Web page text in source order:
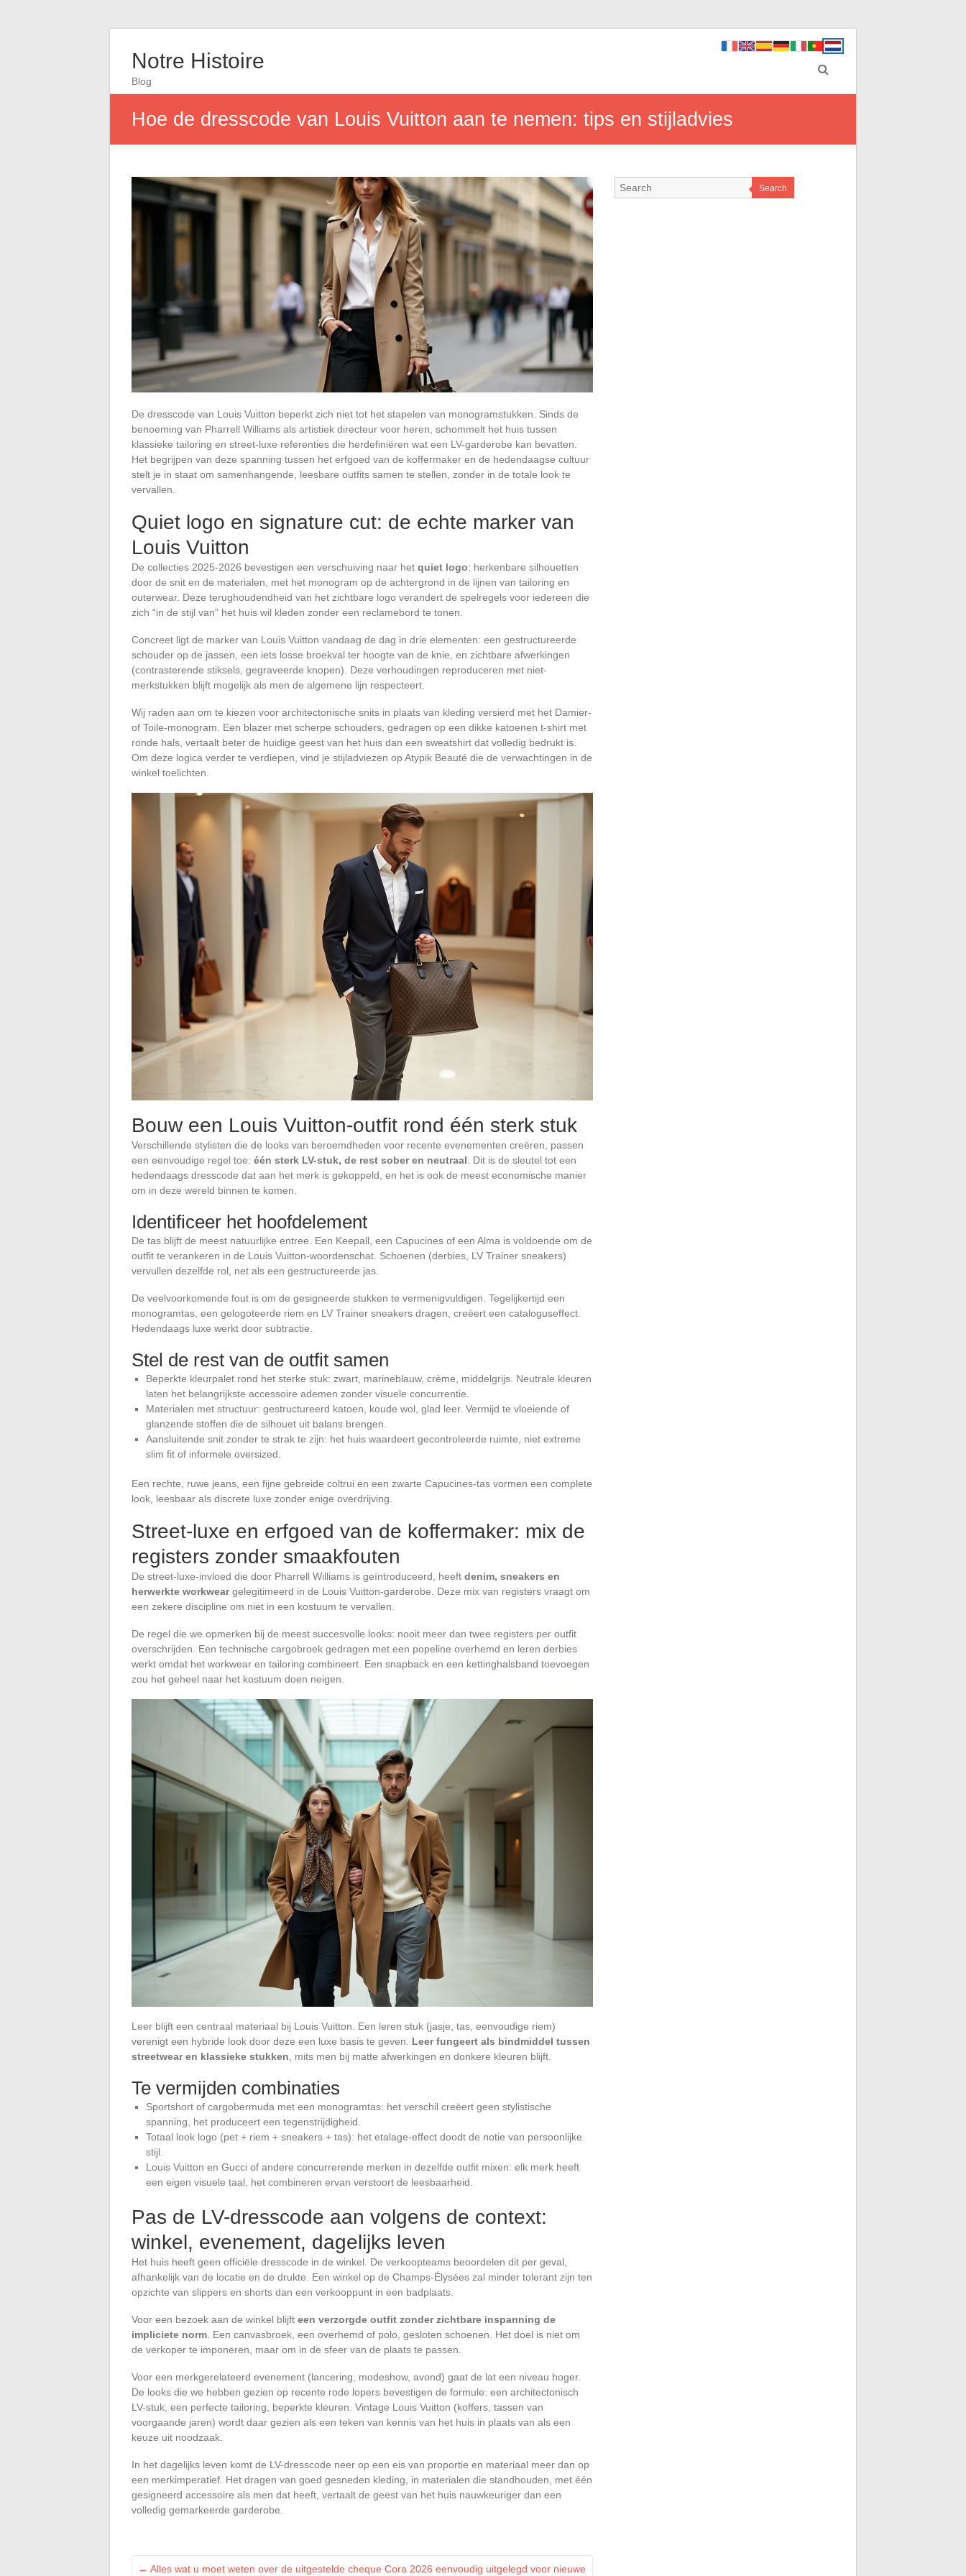
Notre Histoire
Blog
Hoe de dresscode van Louis Vuitton aan te nemen: tips en stijladvies
De dresscode van Louis Vuitton beperkt zich niet tot het stapelen van monogramstukken. Sinds de
benoeming van Pharrell Williams als artistiek directeur voor heren, schommelt het huis tussen
klassieke tailoring en street-luxe referenties die herdefiniëren wat een LV-garderobe kan bevatten.
Het begrijpen van deze spanning tussen het erfgoed van de koffermaker en de hedendaagse cultuur
stelt je in staat om samenhangende, leesbare outfits samen te stellen, zonder in de totale look te
vervallen.
Quiet logo en signature cut: de echte marker van
Louis Vuitton
De collecties 2025-2026 bevestigen een verschuiving naar het quiet logo: herkenbare silhouetten
door de snit en de materialen, met het monogram op de achtergrond in de lijnen van tailoring en
outerwear. Deze terughoudendheid van het zichtbare logo verandert de spelregels voor iedereen die
zich “in de stijl van” het huis wil kleden zonder een reclamebord te tonen.
Concreet ligt de marker van Louis Vuitton vandaag de dag in drie elementen: een gestructureerde
schouder op de jassen, een iets losse broekval ter hoogte van de knie, en zichtbare afwerkingen
(contrasterende stiksels, gegraveerde knopen). Deze verhoudingen reproduceren met niet-
merkstukken blijft mogelijk als men de algemene lijn respecteert.
Wij raden aan om te kiezen voor architectonische snits in plaats van kleding versierd met het Damier-
of Toile-monogram. Een blazer met scherpe schouders, gedragen op een dikke katoenen t-shirt met
ronde hals, vertaalt beter de huidige geest van het huis dan een sweatshirt dat volledig bedrukt is.
Om deze logica verder te verdiepen, vind je stijladviezen op Atypik Beauté die de verwachtingen in de
winkel toelichten.
Bouw een Louis Vuitton-outfit rond één sterk stuk
Verschillende stylisten die de looks van beroemdheden voor recente evenementen creëren, passen
een eenvoudige regel toe: één sterk LV-stuk, de rest sober en neutraal . Dit is de sleutel tot een
hedendaags dresscode dat aan het merk is gekoppeld, en het is ook de meest economische manier
om in deze wereld binnen te komen.
Identificeer het hoofdelement
De tas blijft de meest natuurlijke entree. Een Keepall, een Capucines of een Alma is voldoende om de
outfit te verankeren in de Louis Vuitton-woordenschat. Schoenen (derbies, LV Trainer sneakers)
vervullen dezelfde rol, net als een gestructureerde jas.
De veelvoorkomende fout is om de gesigneerde stukken te vermenigvuldigen. Tegelijkertijd een
monogramtas, een gelogoteerde riem en LV Trainer sneakers dragen, creëert een cataloguseffect.
Hedendaags luxe werkt door subtractie.
Stel de rest van de outfit samen
Beperkte kleurpalet rond het sterke stuk: zwart, marineblauw, crème, middelgrijs. Neutrale kleuren
laten het belangrijkste accessoire ademen zonder visuele concurrentie.
Materialen met structuur: gestructureerd katoen, koude wol, glad leer. Vermijd te vloeiende of
glanzende stoffen die de silhouet uit balans brengen.
Aansluitende snit zonder te strak te zijn: het huis waardeert gecontroleerde ruimte, niet extreme
slim fit of informele oversized.
Een rechte, ruwe jeans, een fijne gebreide coltrui en een zwarte Capucines-tas vormen een complete
look, leesbaar als discrete luxe zonder enige overdrijving.
Street-luxe en erfgoed van de koffermaker: mix de
registers zonder smaakfouten
De street-luxe-invloed die door Pharrell Williams is geïntroduceerd, heeft denim, sneakers en
herwerkte workweargelegitimeerd in de Louis Vuitton-garderobe. Deze mix van registers vraagt om
een zekere discipline om niet in een kostuum te vervallen.
De regel die we opmerken bij de meest succesvolle looks: nooit meer dan twee registers per outfit
overschrijden. Een technische cargobroek gedragen met een popeline overhemd en leren derbies
werkt omdat het workwear en tailoring combineert. Een snapback en een kettinghalsband toevoegen
zou het geheel naar het kostuum doen neigen.
Leer blijft een centraal materiaal bij Louis Vuitton. Een leren stuk (jasje, tas, eenvoudige riem)
verenigt een hybride look door deze een luxe basis te geven. Leer fungeert als bindmiddel tussen
streetwear en klassieke stukken , mits men bij matte afwerkingen en donkere kleuren blijft.
Te vermijden combinaties
Sportshort of cargobermuda met een monogramtas: het verschil creëert geen stylistische
spanning, het produceert een tegenstrijdigheid.
Totaal look logo (pet + riem + sneakers + tas): het etalage-effect doodt de notie van persoonlijke
stijl.
Louis Vuitton en Gucci of andere concurrerende merken in dezelfde outfit mixen: elk merk heeft
een eigen visuele taal, het combineren ervan verstoort de leesbaarheid.
Pas de LV-dresscode aan volgens de context:
winkel, evenement, dagelijks leven
Het huis heeft geen officiële dresscode in de winkel. De verkoopteams beoordelen dit per geval,
afhankelijk van de locatie en de drukte. Een winkel op de Champs-Élysées zal minder tolerant zijn ten
opzichte van slippers en shorts dan een verkooppunt in een badplaats.
Voor een bezoek aan de winkel blijft een verzorgde outfit zonder zichtbare inspanning de
impliciete norm . Een canvasbroek, een overhemd of polo, gesloten schoenen. Het doel is niet om
de verkoper te imponeren, maar om in de sfeer van de plaats te passen.
Voor een merkgerelateerd evenement (lancering, modeshow, avond) gaat de lat een niveau hoger.
De looks die we hebben gezien op recente rode lopers bevestigen de formule: een architectonisch
LV-stuk, een perfecte tailoring, beperkte kleuren. Vintage Louis Vuitton (koffers, tassen van
voorgaande jaren) wordt daar gezien als een teken van kennis van het huis in plaats van als een
keuze uit noodzaak.
In het dagelijks leven komt de LV-dresscode neer op een eis van proportie en materiaal meer dan op
een merkimperatief. Het dragen van goed gesneden kleding, in materialen die standhouden, met één
gesigneerd accessoire als men dat heeft, vertaalt de geest van het huis nauwkeuriger dan een
volledig gemarkeerde garderobe.
← Alles wat u moet weten over de uitgestelde cheque Cora 2026 eenvoudig uitgelegd voor nieuwe
Search